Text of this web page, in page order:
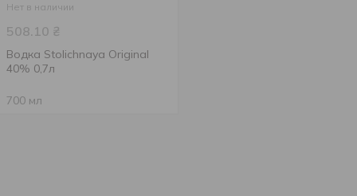
Нет в наличии
508.10 ₴
Водка Stolichnaya Original
40% 0,7л
700 мл